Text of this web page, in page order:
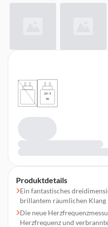
Produktdetails
Ein fan­tas­tisches
brillantem räumlichen Klang
Die neue
Herz­frequenz und
2,5 - 5
W